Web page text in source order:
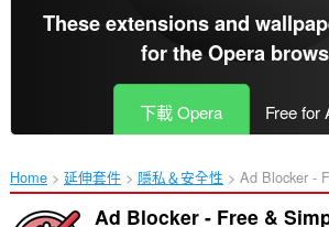
These extensions and
for theOpera
下載 Opera Free for
Home 延伸套件 隱私＆安全性 Ad Blocker -
Ad Blocker - Free &